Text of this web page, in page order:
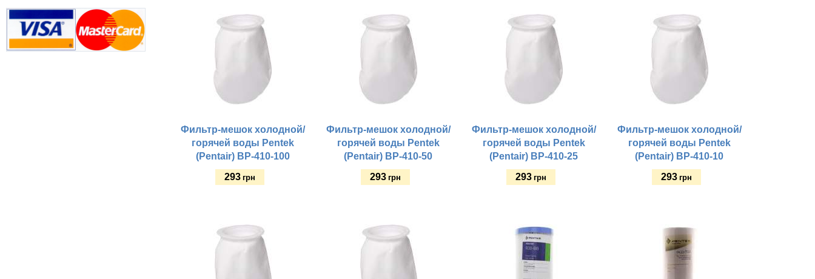
Фильтр-мешок холодной/
горячей воды Pentek
(Pentair) BP-410-100
293 грн
Фильтр-мешок холодной/
горячей воды Pentek
(Pentair) BP-410-50
293 грн
Фильтр-мешок холодной/
горячей воды Pentek
(Pentair) BP-410-25
293 грн
Фильтр-мешок холодной/
горячей воды Pentek
(Pentair) BP-410-10
293 грн